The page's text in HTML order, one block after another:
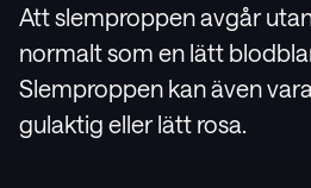
Att slemproppen avgår
normalt som en lätt
Slemproppen kan även
gulaktig eller lätt rosa.